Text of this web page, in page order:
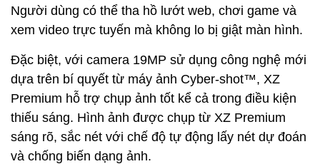
Người dùng có thể tha hồ lướt web, chơi game và
xem video trực tuyến mà không lo bị giật màn hình.
Đặc biệt, với camera 19MP sử dụng công nghệ mới
dựa trên bí quyết từ máy ảnh Cyber-shot™, XZ
Premium hỗ trợ chụp ảnh tốt kể cả trong điều kiện
thiếu sáng. Hình ảnh được chụp từ XZ Premium
sáng rõ, sắc nét với chế độ tự động lấy nét dự đoán
và chống biến dạng ảnh.